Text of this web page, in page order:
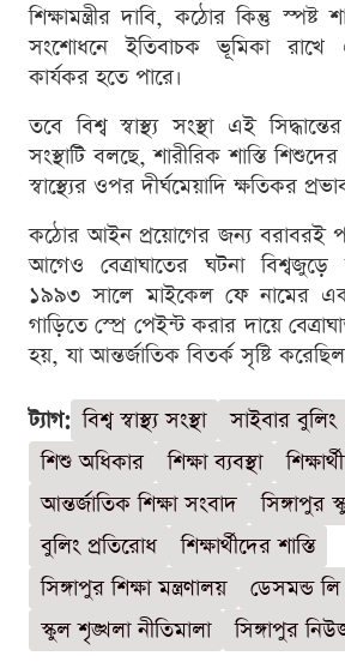
শিক্ষামন্ত্রীর দাবি, কঠোর কিন্তু
সংশোধনে ইতিবাচক ভূমিকা
কার্যকর হতে পারে।
তবে বিশ্ব স্বাস্থ্য সংস্থা এই
সংস্থাটি বলছে, শারীরিক শাস্তি
স্বাস্থ্যের ওপর দীর্ঘমেয়াদি ক্ষতিকর
কঠোর আইন প্রয়োগের জন্য বরাবরই
আগেও বেত্রাঘাতের ঘটনা
১৯৯৩ সালে মাইকেল ফে নামের
গাড়িতে স্প্রে পেইন্ট করার দায়ে
হয়, যা আন্তর্জাতিক বিতর্ক সৃষ্টি
ট্যাগ: বিশ্ব স্বাস্থ্য সংস্থা সাইবার বুলিং
শিশু অধিকার
শিক্ষা ব্যবস্থা
আন্তর্জাতিক শিক্ষা সংবাদ
সিঙ্গাপুর
বুলিং প্রতিরোধ
শিক্ষার্থীদের শাস্তি
সিঙ্গাপুর শিক্ষা মন্ত্রণালয়
ডেসমন্ড লি
স্কুল শৃঙ্খলা নীতিমালা
সিঙ্গাপুর